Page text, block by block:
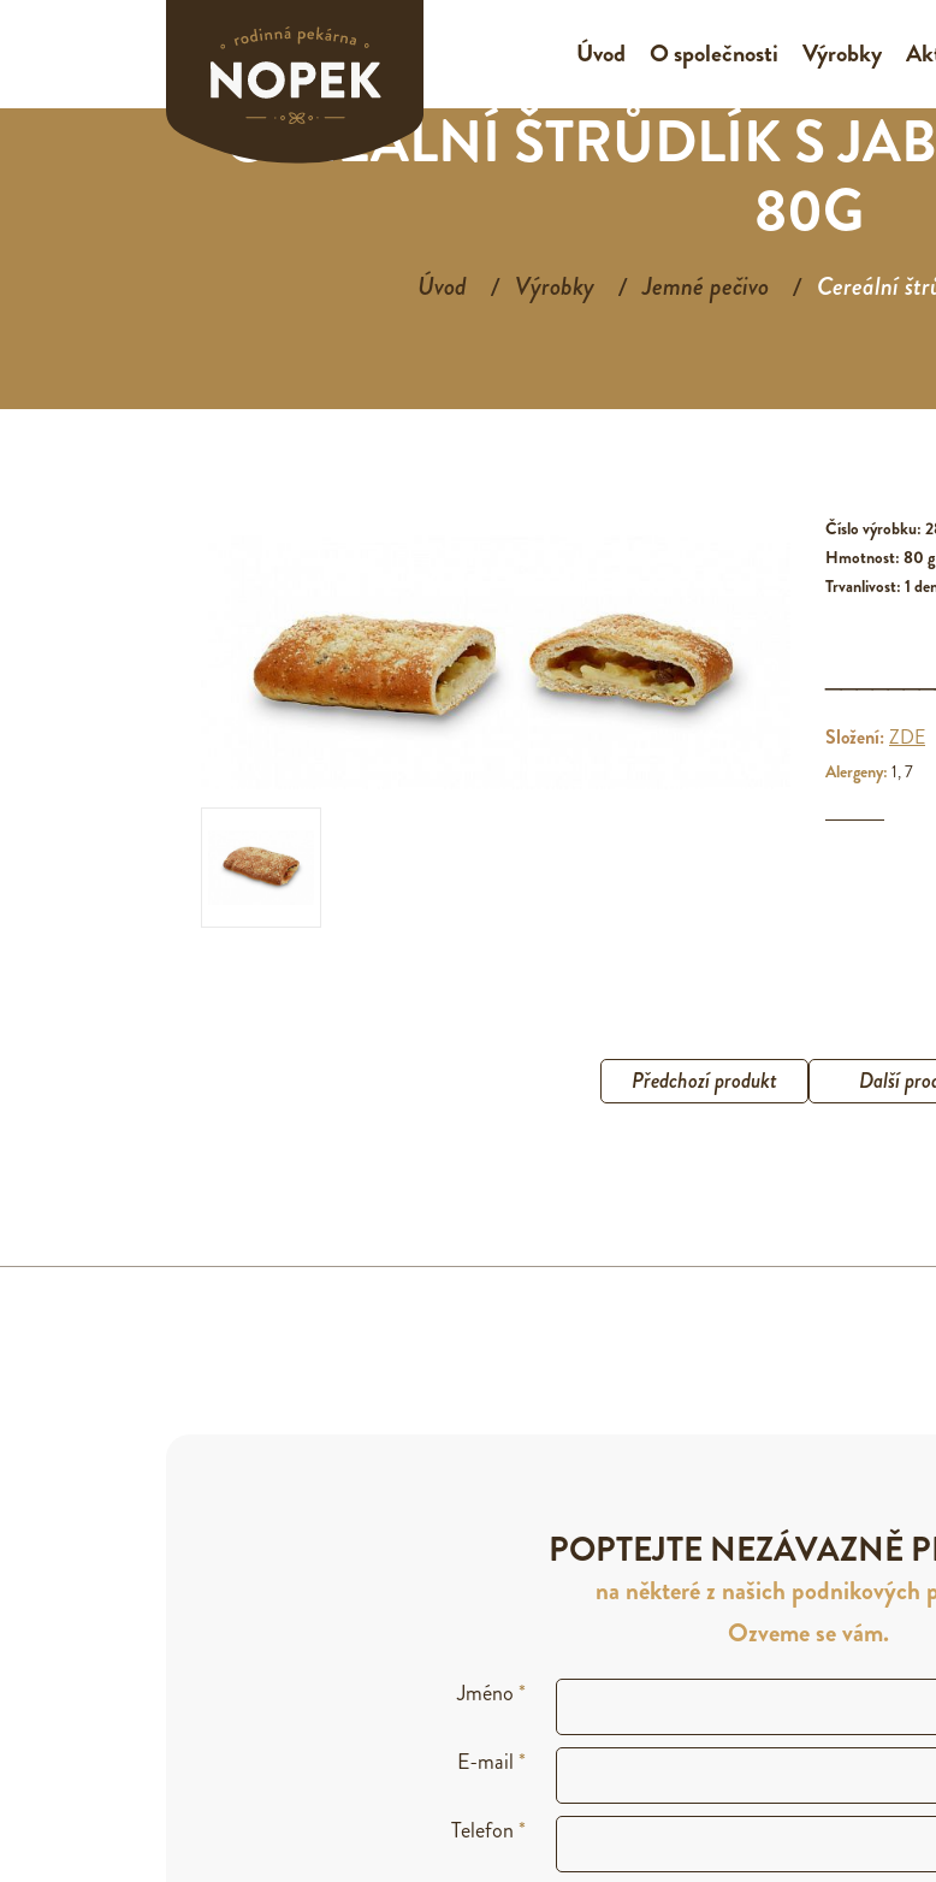
Úvod O společnosti Výrobky
CEREÁLNÍ ŠTRŮDLÍK S
80G
Úvod Výrobky Jemné pečivo Cereální
Číslo výrobku:
Hmotnost: 80 g
Trvanlivost: 1
Složení:ZDE
Alergeny: 1, 7
Předchozí produkt Další
POPTEJTE NEZÁVAZNĚ
na některé z našich podnikových
Ozveme se vám.
Jméno*
E-mail*
Telefon*